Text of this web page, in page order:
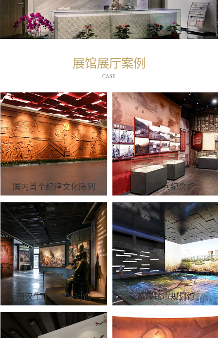
展馆展厅案例
CASE
国内首个纪律文化陈列 通道转兵纪念馆
田汉生平业绩陈列馆 茶陵城市规划馆